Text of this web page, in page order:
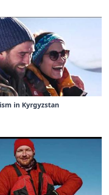
in Kyrgyzstan